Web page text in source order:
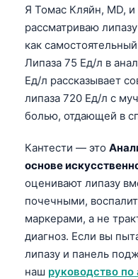
Я Томас Кляйн, MD,
рассматриваю
как
Липаза 75 Ед/л в
Ед/л рассказывает
липаза 720 Ед/л с
болью, отдающей в
Кантести — это
основе
оценивают липазу
почечными,
маркерами, а не
диагноз. Если вы
липазу и панель
наш руководство по